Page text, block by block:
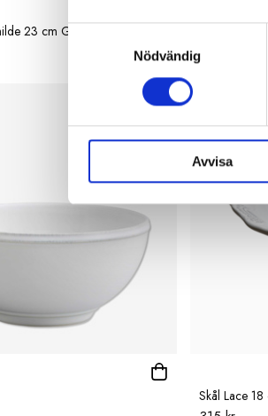
Samtyckesval
Nödvändig
Avvisa
23 cm Grå
99 kr
Skål Lace 18